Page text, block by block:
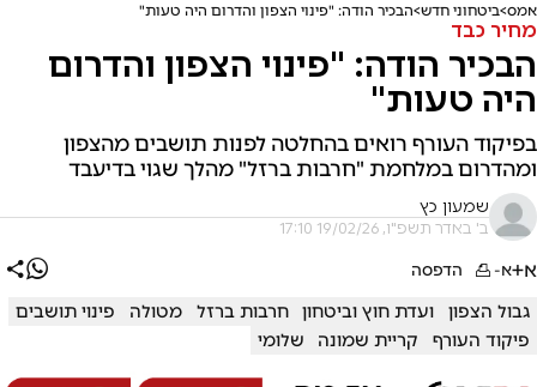
אמס ביטחוני חדש הבכיר הודה: "פינוי הצפון והדרום היה טעות"
מחיר כבד
הבכיר הודה: "פינוי הצפון והדרום
היה טעות"
בפיקוד העורף רואים בהחלטה לפנות תושבים מהצפון
ומהדרום במלחמת "חרבות ברזל" מהלך שגוי בדיעבד
שמעון כץ
ב' באדר תשפ"ו, 19/02/26 17:10
א+א- הדפסה
גבול הצפון ועדת חוץ וביטחון חרבות ברזל מטולה
פינוי תושבים
פיקוד העורף
קריית שמונה שלומי